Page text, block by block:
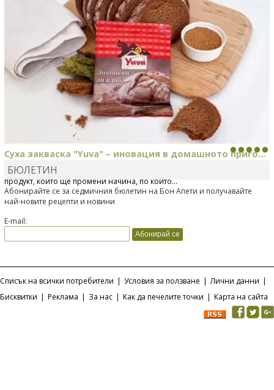
Суха закваска "Yuva" – иновация в домашното приго...
Отскоро Лесафр България стартира предлагането на изцяло нов
продукт, който ще промени начина, по който...
БЮЛЕТИН
Абонирайте се за седмичния бюлетин на Бон Апети и получавайте
най-новите рецепти и новини
E-mail:
Списък на всички потребители | Условия за ползване | Лични данни |
Бисквитки | Реклама | За нас | Как да печелите точки | Карта на сайта